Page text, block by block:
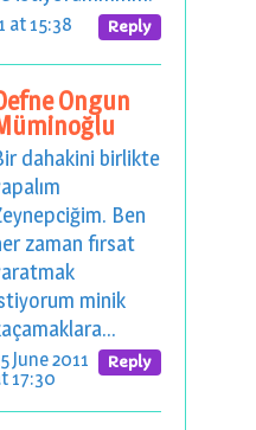
Reply
at 15:38
Ongun
dahakini birlikte
Ben
zaman fırsat
minik
Reply
June 2011
17:30